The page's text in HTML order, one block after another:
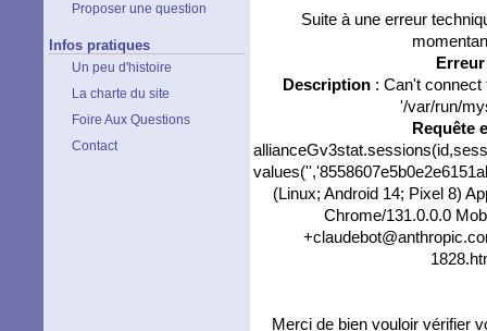
Proposer une question
Infos pratiques
Un peu d'histoire
La charte du site
Foire Aux Questions
Contact
Suite à une erreur
Description: Can't connect
'/var/run/
Requête
(Linux; Android 14; Pixel 8)
Chrome/131.0.0.0
Merci de bien vouloir vérifier